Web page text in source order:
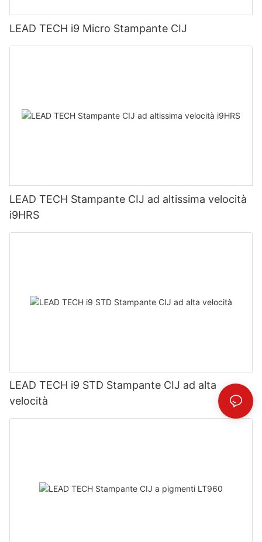
LEAD TECH i9 Micro Stampante CIJ
LEAD TECH Stampante CIJ ad altissima velocità
i9HRS
LEAD TECH i9 STD Stampante CIJ ad alta
velocità